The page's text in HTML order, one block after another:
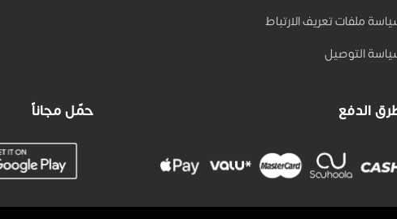
ملفات تعريف الارتباط
التوصيل
الدفع حمّل مجاناً